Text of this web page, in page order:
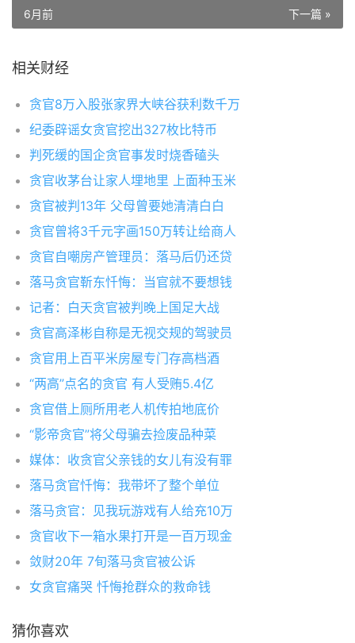
下一篇 »
6月前
相关财经
贪官8万入股张家界大峡谷获利数千万
纪委辟谣女贪官挖出327枚比特币
判死缓的国企贪官事发时烧香磕头
贪官收茅台让家人埋地里 上面种玉米
贪官被判13年 父母曾要她清清白白
贪官曾将3千元字画150万转让给商人
贪官自嘲房产管理员：落马后仍还贷
落马贪官靳东忏悔：当官就不要想钱
记者：白天贪官被判晚上国足大战
贪官高泽彬自称是无视交规的驾驶员
贪官用上百平米房屋专门存高档酒
“两高”点名的贪官 有人受贿5.4亿
贪官借上厕所用老人机传拍地底价
“影帝贪官”将父母骗去捡废品种菜
媒体：收贪官父亲钱的女儿有没有罪
落马贪官忏悔：我带坏了整个单位
落马贪官：见我玩游戏有人给充10万
贪官收下一箱水果打开是一百万现金
敛财20年 7旬落马贪官被公诉
女贪官痛哭 忏悔抢群众的救命钱
猜你喜欢